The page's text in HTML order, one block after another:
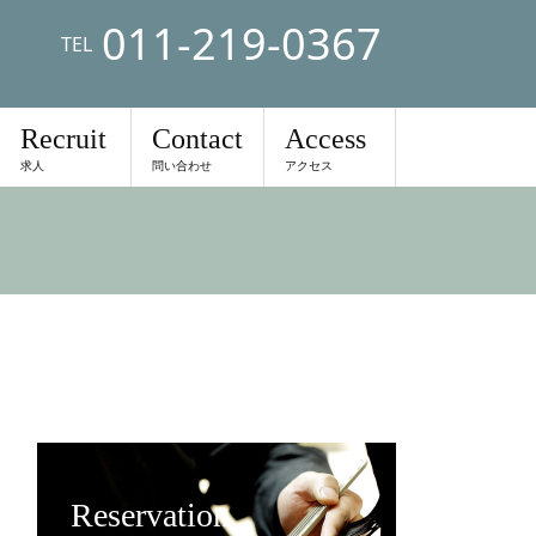
TEL 011-219-0367
Recruit
求人
Contact
問い合わせ
Access
アクセス
Reservation